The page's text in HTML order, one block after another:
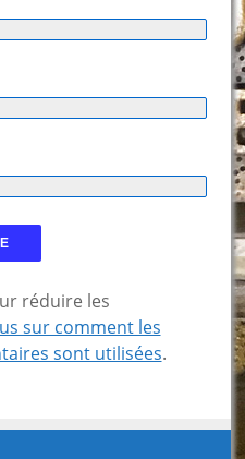
réduire les
sur comment les
sont utilisées.